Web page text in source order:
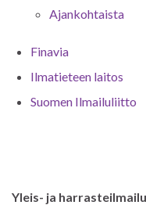
Ajankohtaista
Finavia
Ilmatieteen laitos
Suomen Ilmailuliitto
Yleis- ja